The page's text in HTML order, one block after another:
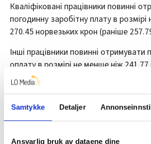
Samtykke Detaljer
Ansvarlig bruk av dataene dine
Кваліфіковані працівники повинні
погодинну заробітну плату в
270.45 норвезьких крон (раніше
Інші працівники повинні отримувати
оплату в розмірі не менше ніж
крон за годину (раніше 229.11)
Ваш керівник не приймає
вам потрібно зробити